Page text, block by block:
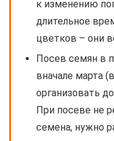
к изменению
длительное
цветков – они
Посев семян в
вначале марта
организовать
При посеве не
семена, нужно